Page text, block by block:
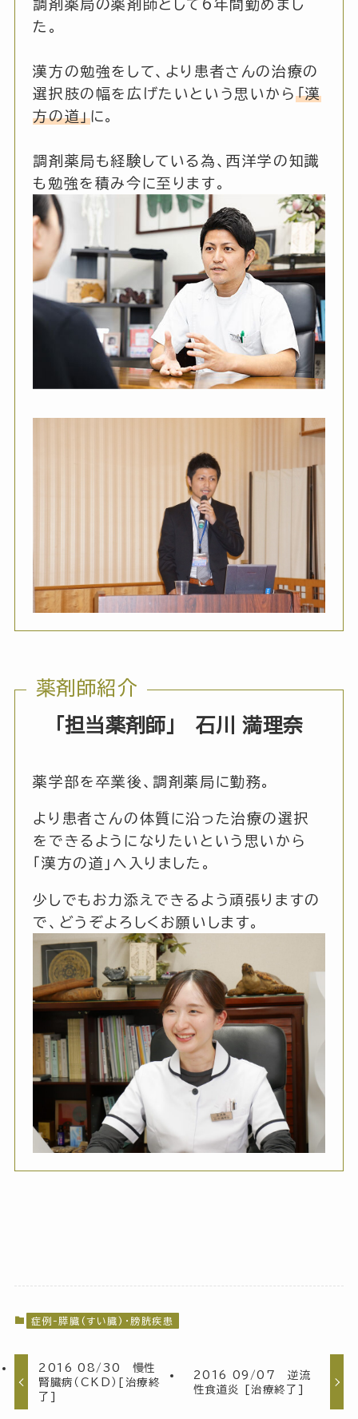
調剤薬局の薬剤師として6年間勤めまし
た。
漢方の勉強をして、より患者さんの治療の
選択肢の幅を広げたいという思いから 「漢
方の道」に。
調剤薬局も経験している為、西洋学の知識
も勉強を積み今に至ります。
薬剤師紹介
「担当薬剤師」 石川 満理奈
薬学部を卒業後、調剤薬局に勤務。
より患者さんの体質に沿った治療の選択
をできるようになりたいという思いから
「漢方の道」へ入りました。
少しでもお力添えできるよう頑張りますの
で、どうぞよろしくお願いします。
症例-膵臓(すい臓)・膀胱疾患
2016 08/30 慢性
腎臓病（CKD）[治療終
了]
2016 09/07 逆流
性食道炎 [治療終了]